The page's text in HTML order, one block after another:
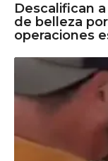
Descalifican
de belleza
operaciones